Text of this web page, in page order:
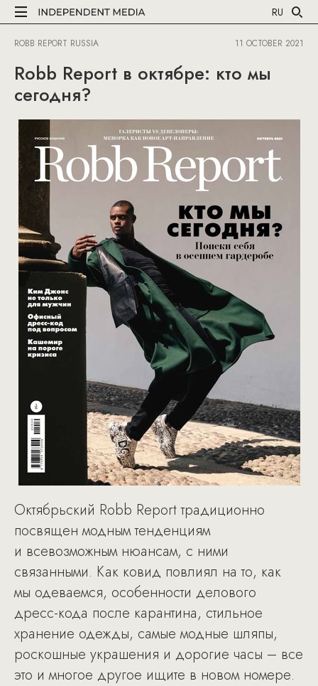
RU
ROBB REPORT RUSSIA 11 OCTOBER 2021
Robb Report в октябре: кто мы
сегодня?
Октябрьский Robb Report традиционно
посвящен модным тенденциям
и всевозможным нюансам, с ними
связанными. Как ковид повлиял на то, как
мы одеваемся, особенности делового
дресс-кода после карантина, стильное
хранение одежды, самые модные шляпы,
роскошные украшения и дорогие часы – все
это и многое другое ищите в новом номере.